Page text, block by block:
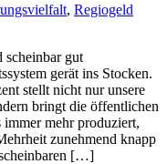
, Regiogeld
scheinbar gut
gerät ins Stocken.
stellt nicht nur unsere
bringt die öffentlichen
mehr produziert,
zunehmend knapp
[…]